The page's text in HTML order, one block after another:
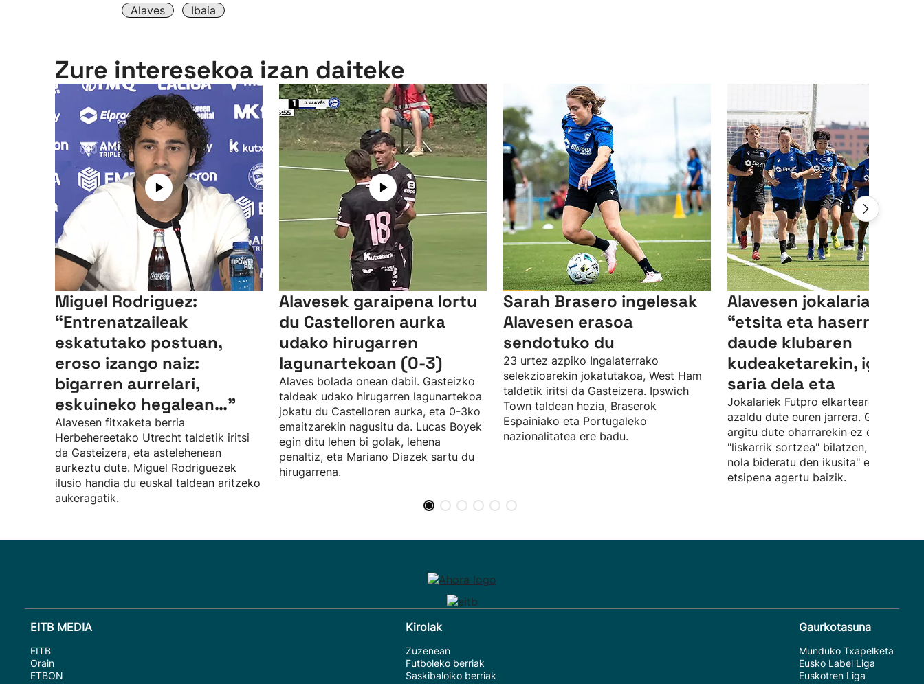
Alaves Ibaia
Zure interesekoa izan daiteke
Miguel Rodriguez:
“Entrenatzaileak
eskatutako postuan,
eroso izango naiz:
bigarren aurrelari,
eskuineko hegalean…”
Alavesen fitxaketa berria
Herbehereetako Utrecht taldetik iritsi
da Gasteizera, eta astelehenean
aurkeztu dute. Miguel Rodriguezek
ilusio handia du euskal taldean aritzeko
aukeragatik.
Alavesek garaipena lortu
du Castelloren aurka
udako hirugarren
lagunartekoan (0-3)
Alaves bolada onean dabil. Gasteizko
taldeak udako hirugarren lagunartekoa
jokatu du Castelloren aurka, eta 0-3ko
emaitzarekin nagusitu da. Lucas Boyek
egin ditu lehen bi golak, lehena
penaltiz, eta Mariano Diazek sartu du
hirugarrena.
Sarah Brasero ingelesak
Alavesen erasoa
sendotuko du
23 urtez azpiko Ingalaterrako
selekzioarekin jokatutakoa, West Ham
taldetik iritsi da Gasteizera. Ipswich
Town taldean hezia, Braserok
Espainiako eta Portugaleko
nazionalitatea ere badu.
Alavesen jokalariak
“etsita eta haserre"
daude klubaren
kudeaketarekin, igoera-
saria dela eta
Jokalariek Futpro elkartearen bidez
azaldu dute euren jarrera. Gainera,
argitu dute oharrarekin ez dutela
"liskarrik sortzea" bilatzen, "egoera
nola bideratu den ikusita" euren
etsipena agertu baizik.
EITB MEDIA
EITB
Orain
ETBON
Kirolak
Zuzenean
Futboleko berriak
Saskibaloiko berriak
Gaurkotasuna
Munduko Txapelketa
Eusko Label Liga
Euskotren Liga